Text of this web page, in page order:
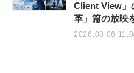
Client View」
革」篇の放映
2026.08.06